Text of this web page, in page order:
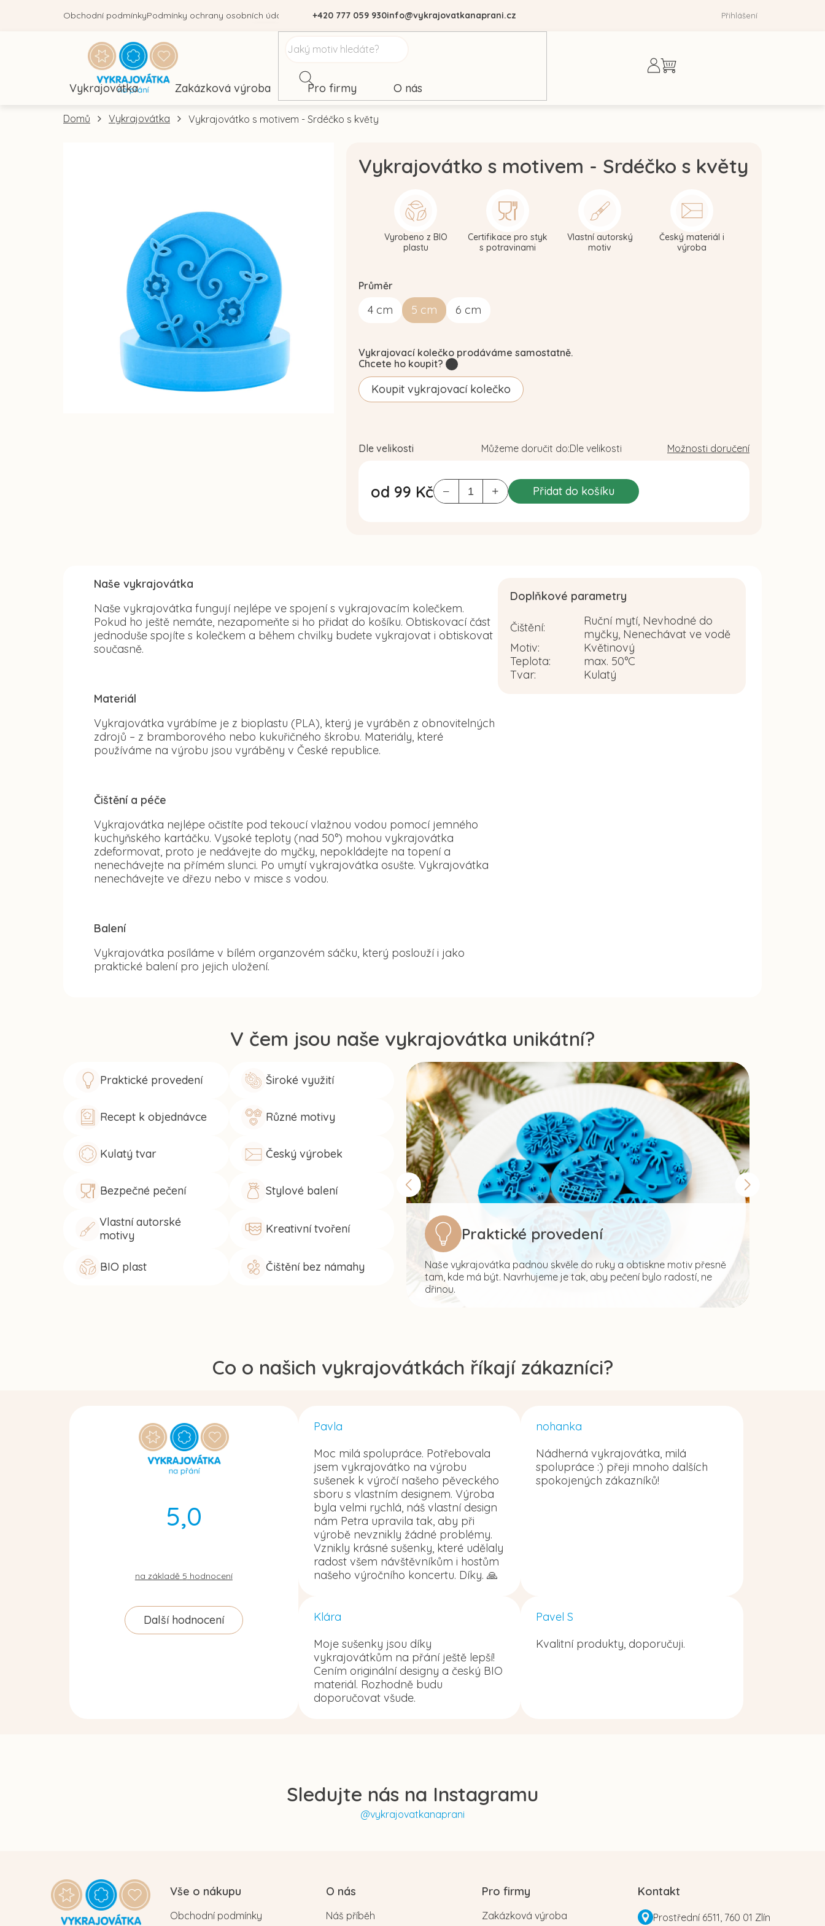
+420 777 059 930info@vykrajovatkanaprani.cz
Obchodní podmínkyPodmínky ochrany osobních údajů Přihlášení
Nákupní
Vykrajovátka Zakázková výroba Pro firmy O nás
Domů Vykrajovátka Vykrajovátko s motivem - Srdéčko s květy
Průměr
4cm 5 cm 6 cm
Vykrajovátko s motivem - Srdéčko s květy
od 99 Kč Přidat do košíku
Vyrobeno z BIO
plastu
Certifikace pro styk
s potravinami
Vlastní autorský
motiv
Český materiál i
výroba
Vykrajovací kolečko prodáváme samostatně.
Chcete ho koupit?
Koupit vykrajovací kolečko
Dle velikosti Můžeme doručit do:Dle velikosti Možnosti doručení
V čem jsou naše vykrajovátka unikátní?
Praktické provedení Široké využití
Recept k objednávce Různé motivy
Kulatý tvar Český výrobek
Bezpečné pečení Stylové balení
Vlastní autorské
motivy
Kreativní tvoření
BIO plast Čištění bez námahy
Praktické provedení
Naše vykrajovátka padnou skvěle do ruky a obtiskne motiv přesně
tam, kde má být. Navrhujeme je tak, aby pečení bylo radostí, ne
dřinou.
Naše vykrajovátka
Naše vykrajovátka fungují nejlépe ve spojení s vykrajovacím kolečkem.
Pokud ho ještě nemáte, nezapomeňte si ho přidat do košíku. Obtiskovací část
jednoduše spojíte s kolečkem a během chvilky budete vykrajovat i obtiskovat
současně.
Materiál
Vykrajovátka vyrábíme je z bioplastu (PLA), který je vyráběn z obnovitelných
zdrojů – z bramborového nebo kukuřičného škrobu. Materiály, které
používáme na výrobu jsou vyráběny v České republice.
Čištění a péče
Vykrajovátka nejlépe očistíte pod tekoucí vlažnou vodou pomocí jemného
kuchyňského kartáčku. Vysoké teploty (nad 50°) mohou vykrajovátka
zdeformovat, proto je nedávejte do myčky, nepokládejte na topení a
nenechávejte na přímém slunci. Po umytí vykrajovátka osušte. Vykrajovátka
nenechávejte ve dřezu nebo v misce s vodou.
Balení
Vykrajovátka posíláme v bílém organzovém sáčku, který poslouží i jako
praktické balení pro jejich uložení.
Doplňkové parametry
Čištění:
Ruční mytí, Nevhodné do
myčky, Nenechávat ve vodě
Motiv:
Květinový
Teplota:
max. 50°C
Tvar: Kulatý
Co o našich vykrajovátkách říkají zákazníci?
5,0
na základě 5 hodnocení
Další hodnocení
Pavla
Moc milá spolupráce. Potřebovala
jsem vykrajovátko na výrobu
sušenek k výročí našeho pěveckého
sboru s vlastním designem. Výroba
byla velmi rychlá, náš vlastní design
nám Petra upravila tak, aby při
výrobě nevznikly žádné problémy.
Vznikly krásné sušenky, které udělaly
radost všem návštěvníkům i hostům
našeho výročního koncertu. Díky. 🙏
nohanka
Nádherná vykrajovátka, milá
spolupráce :) přeji mnoho dalších
spokojených zákazníků!
Klára
Moje sušenky jsou díky
vykrajovátkům na přání ještě lepší!
Cením originální designy a český BIO
materiál. Rozhodně budu
doporučovat všude.
Pavel S
Kvalitní produkty, doporučuji.
Sledujte nás na Instagramu
@vykrajovatkanaprani
Vše o nákupu
Obchodní podmínky
O nás
Náš příběh
Pro firmy
Zakázková výroba
Kontakt
Prostřední 6511, 760 01 Zlín